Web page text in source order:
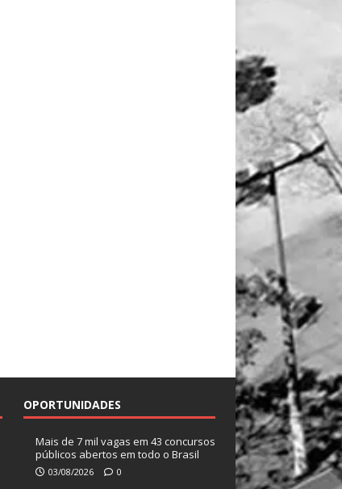
OPORTUNIDADES
Mais de 7 mil vagas em 43 concursos
públicos abertos em todo o Brasil
03/08/2026 0